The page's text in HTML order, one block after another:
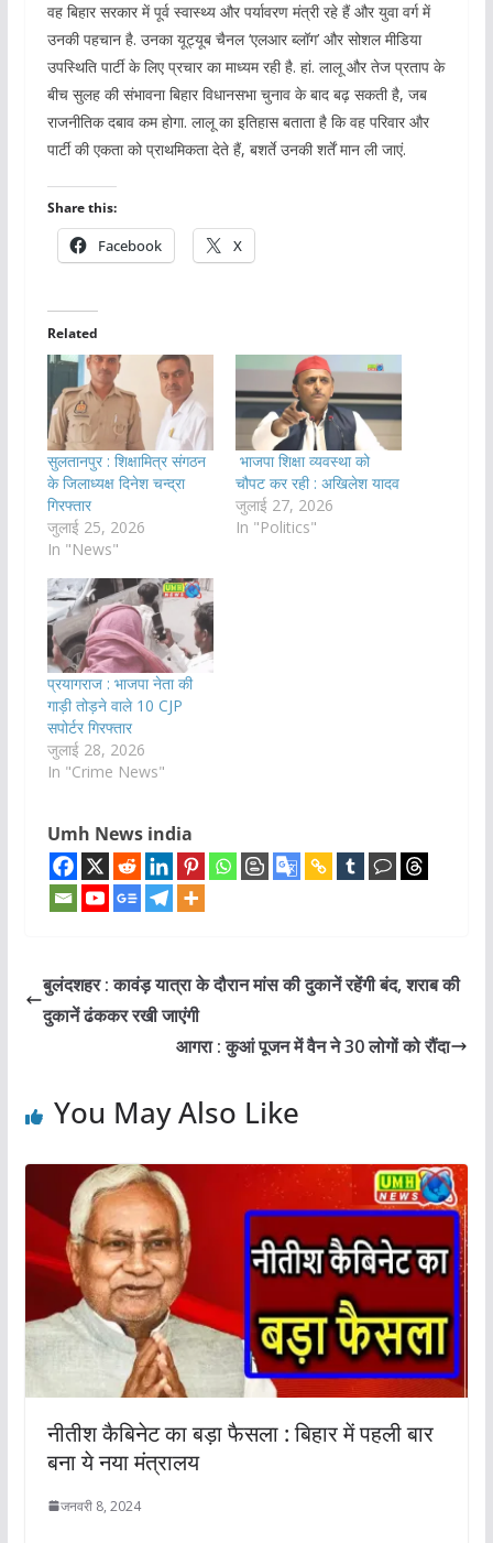
वह बिहार सरकार में पूर्व स्वास्थ्य और पर्यावरण मंत्री रहे हैं और युवा वर्ग में
उनकी पहचान है. उनका यूट्यूब चैनल ‘एलआर ब्लॉग’ और सोशल मीडिया
उपस्थिति पार्टी के लिए प्रचार का माध्यम रही है. हां. लालू और तेज प्रताप के
बीच सुलह की संभावना बिहार विधानसभा चुनाव के बाद बढ़ सकती है, जब
राजनीतिक दबाव कम होगा. लालू का इतिहास बताता है कि वह परिवार और
पार्टी की एकता को प्राथमिकता देते हैं, बशर्ते उनकी शर्तें मान ली जाएं.
Share this:
Facebook X
Related
सुलतानपुर : शिक्षामित्र संगठन
के जिलाध्यक्ष दिनेश चन्द्रा
गिरफ्तार
जुलाई 25, 2026
In "News"
भाजपा शिक्षा व्यवस्था को
चौपट कर रही : अखिलेश यादव
जुलाई 27, 2026
In "Politics"
प्रयागराज : भाजपा नेता की
गाड़ी तोड़ने वाले 10 CJP
सपोर्टर गिरफ्तार
जुलाई 28, 2026
In "Crime News"
Umh News india
बुलंदशहर : कावंड़ यात्रा के दौरान मांस की दुकानें रहेंगी बंद, शराब की
दुकानें ढंककर रखी जाएंगी
आगरा : कुआं पूजन में वैन ने 30 लोगों को रौंदा
You May Also Like
नीतीश कैबिनेट का बड़ा फैसला : बिहार में पहली बार
बना ये नया मंत्रालय
जनवरी 8, 2024